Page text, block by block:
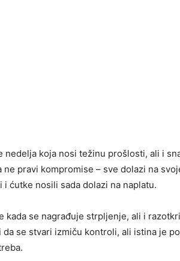
nedelja koja nosi težinu prošlosti, ali i
ne pravi kompromise – sve dolazi na
i ćutke nosili sada dolazi na naplatu.
kada se nagrađuje strpljenje, ali i
da se stvari izmiču kontroli, ali istina je